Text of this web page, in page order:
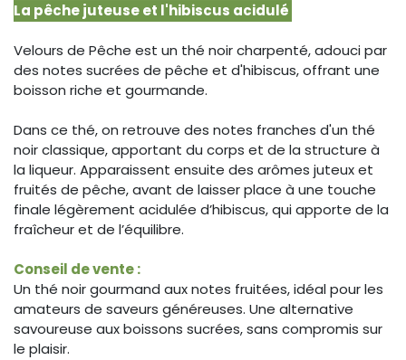
La pêche juteuse et l'hibiscus acidulé
Velours de Pêche est un thé noir charpenté, adouci par
des notes sucrées de pêche et d'hibiscus, offrant une
boisson riche et gourmande.
Dans ce thé, on retrouve des notes franches d'un thé
noir classique, apportant du corps et de la structure à
la liqueur. Apparaissent ensuite des arômes juteux et
fruités de pêche, avant de laisser place à une touche
finale légèrement acidulée d’hibiscus, qui apporte de la
fraîcheur et de l’équilibre.
Conseil de vente :
Un thé noir gourmand aux notes fruitées, idéal pour les
amateurs de saveurs généreuses. Une alternative
savoureuse aux boissons sucrées, sans compromis sur
le plaisir.